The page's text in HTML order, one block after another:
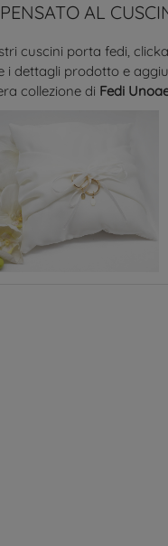
AL
cuscini porta fedi,
i dettagli prodotto e
collezione di Fedi